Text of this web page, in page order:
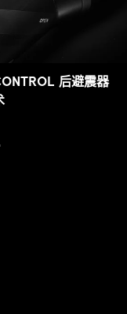
后避震器